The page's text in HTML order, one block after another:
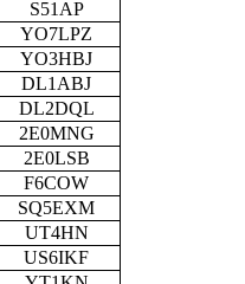
S51AP
YO7LPZ
YO3HBJ
DL1ABJ
DL2DQL
2E0MNG
2E0LSB
F6COW
SQ5EXM
UT4HN
US6IKF